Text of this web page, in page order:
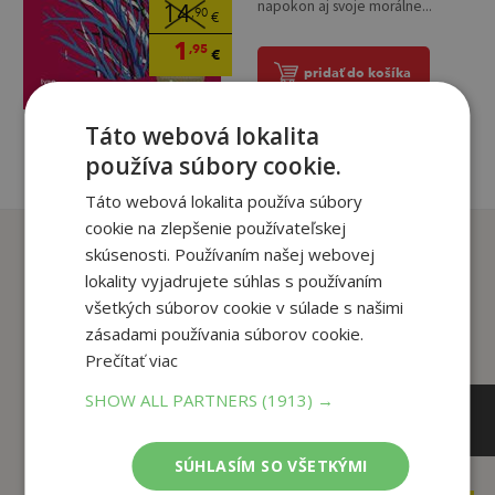
14,90 €
1 ,95 €
napokon aj svoje morálne...
pridať do košíka
Zákazníci, ktorí si kúpili
tento titul si tiež kúpili
Táto webová lokalita
používa súbory cookie.
Táto webová lokalita používa súbory
cookie na zlepšenie používateľskej
skúsenosti. Používaním našej webovej
lokality vyjadrujete súhlas s používaním
všetkých súborov cookie v súlade s našimi
zásadami používania súborov cookie.
Prečítať viac
SHOW ALL PARTNERS(1913) →
SÚHLASÍM SO VŠETKÝMI